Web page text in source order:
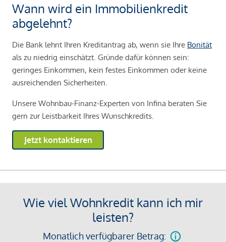
Wann wird ein Immobilienkredit
abgelehnt?
Die Bank lehnt Ihren Kreditantrag ab, wenn sie Ihre Bonität
als zu niedrig einschätzt. Gründe dafür können sein:
geringes Einkommen, kein festes Einkommen oder keine
ausreichenden Sicherheiten.
Unsere Wohnbau-Finanz-Experten von Infina beraten Sie
gern zur Leistbarkeit Ihres Wunschkredits.
Jetzt kontaktieren
Wie viel Wohnkredit kann ich mir
leisten?
Monatlich verfügbarer Betrag: